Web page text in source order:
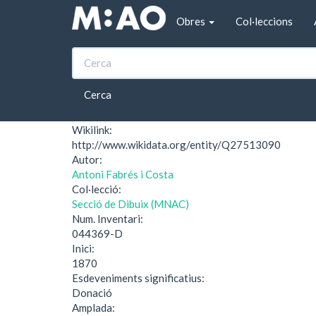
Vés al contingut
Obres
Col·leccions
Cerca
Inici Tempus
Tempus
Wikilink:
http://www.wikidata.org/entity/Q27513090
Autor:
Antoni Fabrés i Costa
Col·lecció:
Secció de Dibuix (MNAC)
Num. Inventari:
044369-D
Inici:
1870
Esdeveniments significatius:
Donació
Amplada: